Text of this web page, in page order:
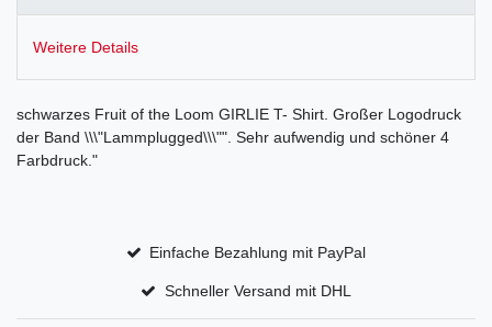
Weitere Details
schwarzes Fruit of the Loom GIRLIE T- Shirt. Großer Logodruck
der Band \\\"Lammplugged\\\"". Sehr aufwendig und schöner 4
Farbdruck."
Einfache Bezahlung mit PayPal
Schneller Versand mit DHL